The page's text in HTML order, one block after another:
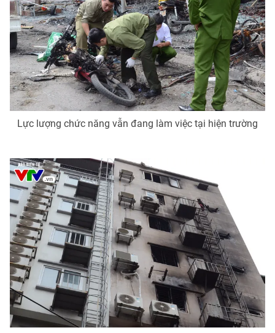
Ðiện thoại Thời báo VTV:024.66 897 897
Email:toasoan@vtv.vn
Liên hệ quảng cáo:024-7300.7108
® Cấm sao chép dưới mọi hình thức nếu không có sự chấp
thuận bằng văn bản. Ghi rõ nguồn VTV.vn khi phát hành lại
thông tin từ website này.
Lực lượng chức năng vẫn đang làm việc tại hiện trường